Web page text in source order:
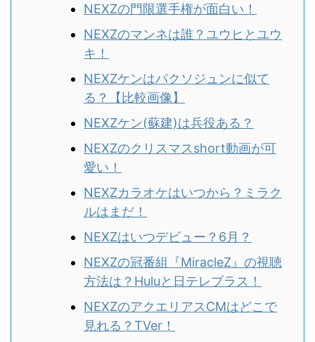
NEXZの門限選手権が面白い！
NEXZのマンネは誰？ユウヒとユウ
キ！
NEXZケンはパクソジュンに似て
る？
【比較画像】
NEXZケン(蘇建)は兵役ある？
NEXZのクリスマスshort動画が可
愛い！
NEXZカラオケはいつから？ミラク
ルはまだ！
NEXZはいつデビュー？6月？
NEXZの冠番組『MiracleZ』の視聴
方法は？Huluと日テレプラス！
NEXZのアクエリアスCMはどこで
見れる？TVer！